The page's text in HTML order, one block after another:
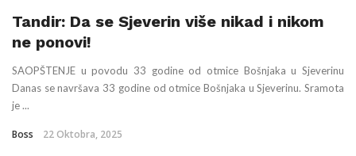
Tandir: Da se Sjeverin više nikad i nikom
ne ponovi!
SAOPŠTENJE u povodu 33 godine od otmice Bošnjaka u Sjeverinu
Danas se navršava 33 godine od otmice Bošnjaka u Sjeverinu. Sramota
je ...
Boss 22 Oktobra, 2025